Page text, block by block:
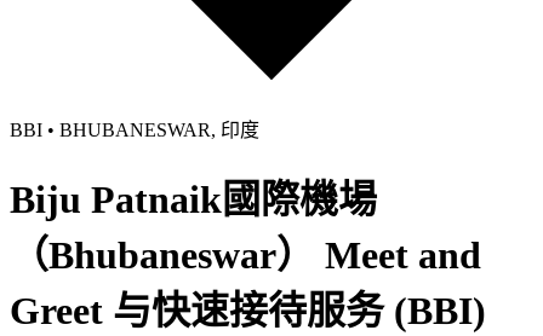
BBI • BHUBANESWAR, 印度
Biju Patnaik國際機場
（Bhubaneswar） Meet and
Greet 与快速接待服务 (BBI)